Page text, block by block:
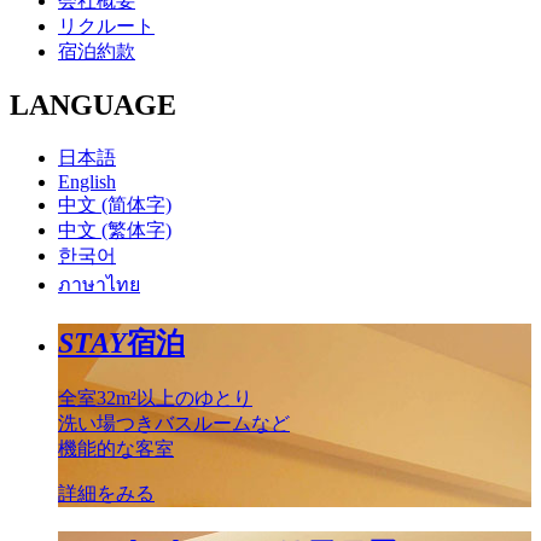
リクルート
宿泊約款
LANGUAGE
日本語
English
中文 (简体字)
中文 (繁体字)
한국어
ภาษาไทย
STAY宿泊
全室32m²以上のゆとり
洗い場つきバスルームなど
機能的な客室
詳細をみる